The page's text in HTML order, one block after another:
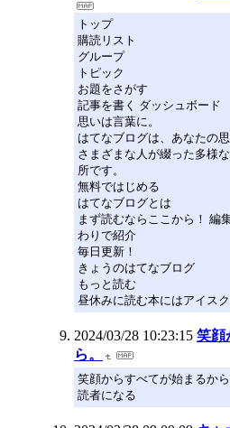
トップ
購読リスト
グループ
トピック
お題をさがす
記事を書く ダッシュボード
思いは言葉に。
はてなブログは、あなたの
さまざまな人が綴った多様
所です。
無料ではじめる
はてなブログとは
まず読むならここから！ 編
わりで紹介
毎日更新！
きょうのはてなブログ
もっと読む
昼休みに読む本にはアイス
2024/03/28 10:23:15 笑顔
ら。
笑顔からすべてが始まるから
読者になる